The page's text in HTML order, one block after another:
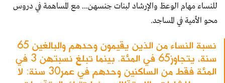
للنساء مهام الوعظ والإرشاد لبنات جنسهن... مع المساهمة في دروس
محو الأمية في المساجد.
نسبة النساء من الذين يقيمون وحدهم والبالغين 65
سنة، يتجاوز65 في المئة. بينما تبلغ نسبتهن 3 في
المئة فقط من الساكنين وحدهم في عمر30 سنة: لا